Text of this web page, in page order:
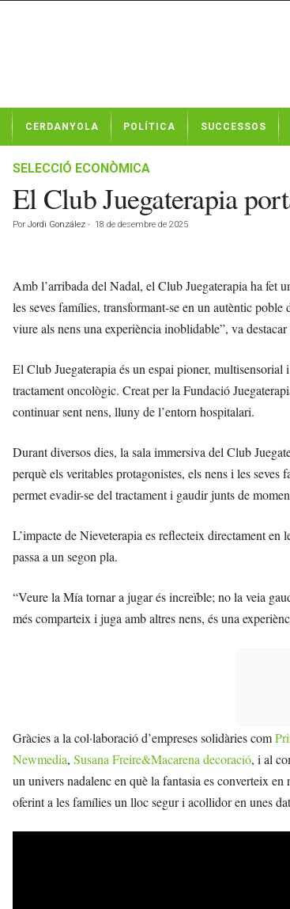
t
CERDANYOLA POLÍTICA SUCCESSOS
SELECCIÓ ECONÒMICA
El Club Juegaterapia
Por Jordi González - 18 de desembre de 2025
Amb l’arribada del Nadal, el Club Juegaterapia ha fet
les seves famílies, transformant-se en un autèntic
viure als nens una experiència inoblidable”, va
El Club Juegaterapia és un espai pioner, multisensorial
tractament oncològic. Creat per la Fundació
continuar sent nens, lluny de l’entorn hospitalari.
Durant diversos dies, la sala immersiva del Club
perquè els veritables protagonistes, els nens i les
permet evadir-se del tractament i gaudir junts de
L’impacte de Nieveterapia es reflecteix directament
passa a un segon pla.
“Veure la Mía tornar a jugar és increïble; no la veia
més comparteix i juga amb altres nens, és una
Gràcies a la col·laboració d’empreses solidàries com
Newmedia, Susana Freire&Macarena decoració, i al
un univers nadalenc en què la fantasia es converteix
oferint a les famílies un lloc segur i acollidor en unes